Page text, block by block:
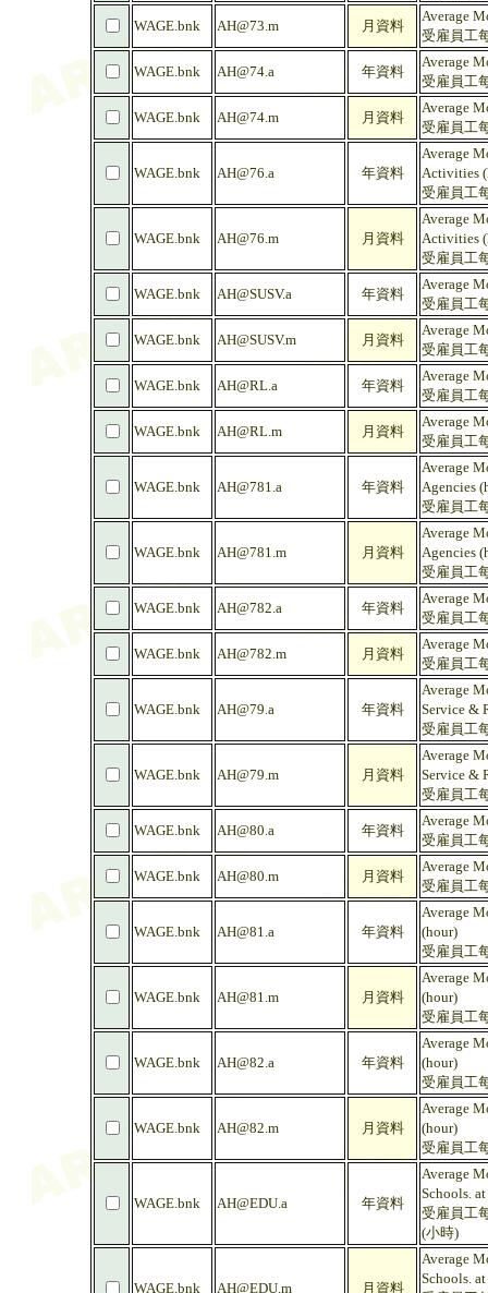
WAGE.bnk AH@73.m 月資料
Average
受雇員工
WAGE.bnk AH@74.a 年資料
Average
受雇員工
WAGE.bnk AH@74.m 月資料
Average
受雇員工
WAGE.bnk AH@76.a 年資料
Average
Activities
受雇員工
WAGE.bnk AH@76.m 月資料
Average
Activities
受雇員工
WAGE.bnk AH@SUSV.a 年資料
Average
受雇員工
WAGE.bnk AH@SUSV.m 月資料
Average
受雇員工
WAGE.bnk AH@RL.a 年資料
Average
受雇員工
WAGE.bnk AH@RL.m 月資料
Average
受雇員工
WAGE.bnk AH@781.a 年資料
Average
Agencies
受雇員工
WAGE.bnk AH@781.m 月資料
Average
Agencies
受雇員工
WAGE.bnk AH@782.a 年資料
Average
受雇員工
WAGE.bnk AH@782.m 月資料
Average
受雇員工
WAGE.bnk AH@79.a 年資料
Average
Service &
受雇員工
WAGE.bnk AH@79.m 月資料
Average
Service &
受雇員工
WAGE.bnk AH@80.a 年資料
Average
受雇員工
WAGE.bnk AH@80.m 月資料
Average
受雇員工
WAGE.bnk AH@81.a 年資料
Average
(hour)
受雇員工
WAGE.bnk AH@81.m 月資料
Average
(hour)
受雇員工
WAGE.bnk AH@82.a 年資料
Average
(hour)
受雇員工
WAGE.bnk AH@82.m 月資料
Average
(hour)
受雇員工
WAGE.bnk AH@EDU.a 年資料
Average
Schools.
受雇員工
(小時)
WAGE.bnk AH@EDU.m 月資料
Average
Schools.